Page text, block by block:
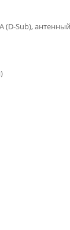
(D-Sub),